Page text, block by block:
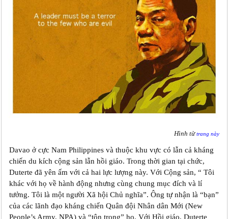
Hình từtrang này
Davao ở cực Nam Philippines và thuộc khu vực có lẫn cả kháng
chiến du kích cộng sản lẫn hồi giáo. Trong thời gian tại chức,
Duterte đã yên ấm với cả hai lực lượng này. Với Cộng sản, “ Tôi
khác với họ về hành động nhưng cùng chung mục đích và l‎í
tưởng. Tôi là một người Xã hội Chủ nghĩa”. Ông tự nhận là “bạn”
của các lãnh đạo kháng chiến Quân đội Nhân dân Mới (New
People’s Army, NPA) và “tôn trọng” họ. Với Hồi giáo, Duterte